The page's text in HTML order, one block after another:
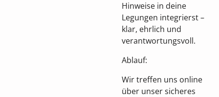
Hinweise in deine
Legungen integrierst –
klar, ehrlich und
verantwortungsvoll.
Ablauf:
Wir treffen uns online
über unser sicheres